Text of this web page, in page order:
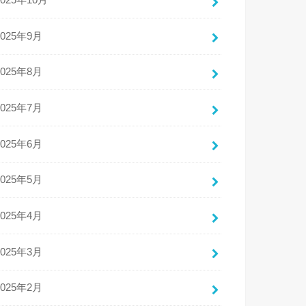
年9月
年8月
年7月
年6月
年5月
年4月
年3月
年2月